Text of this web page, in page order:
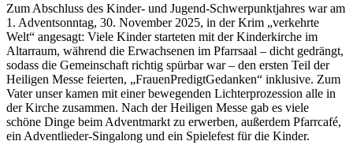
Zum Abschluss des Kinder- und Jugend-Schwerpunktjahres war am
1. Adventsonntag, 30. November 2025, in der Krim „verkehrte
Welt“ angesagt: Viele Kinder starteten mit der Kinderkirche im
Altarraum, während die Erwachsenen im Pfarrsaal – dicht gedrängt,
sodass die Gemeinschaft richtig spürbar war – den ersten Teil der
Heiligen Messe feierten, „FrauenPredigtGedanken“ inklusive. Zum
Vater unser kamen mit einer bewegenden Lichterprozession alle in
der Kirche zusammen. Nach der Heiligen Messe gab es viele
schöne Dinge beim Adventmarkt zu erwerben, außerdem Pfarrcafé,
ein Adventlieder-Singalong und ein Spielefest für die Kinder.